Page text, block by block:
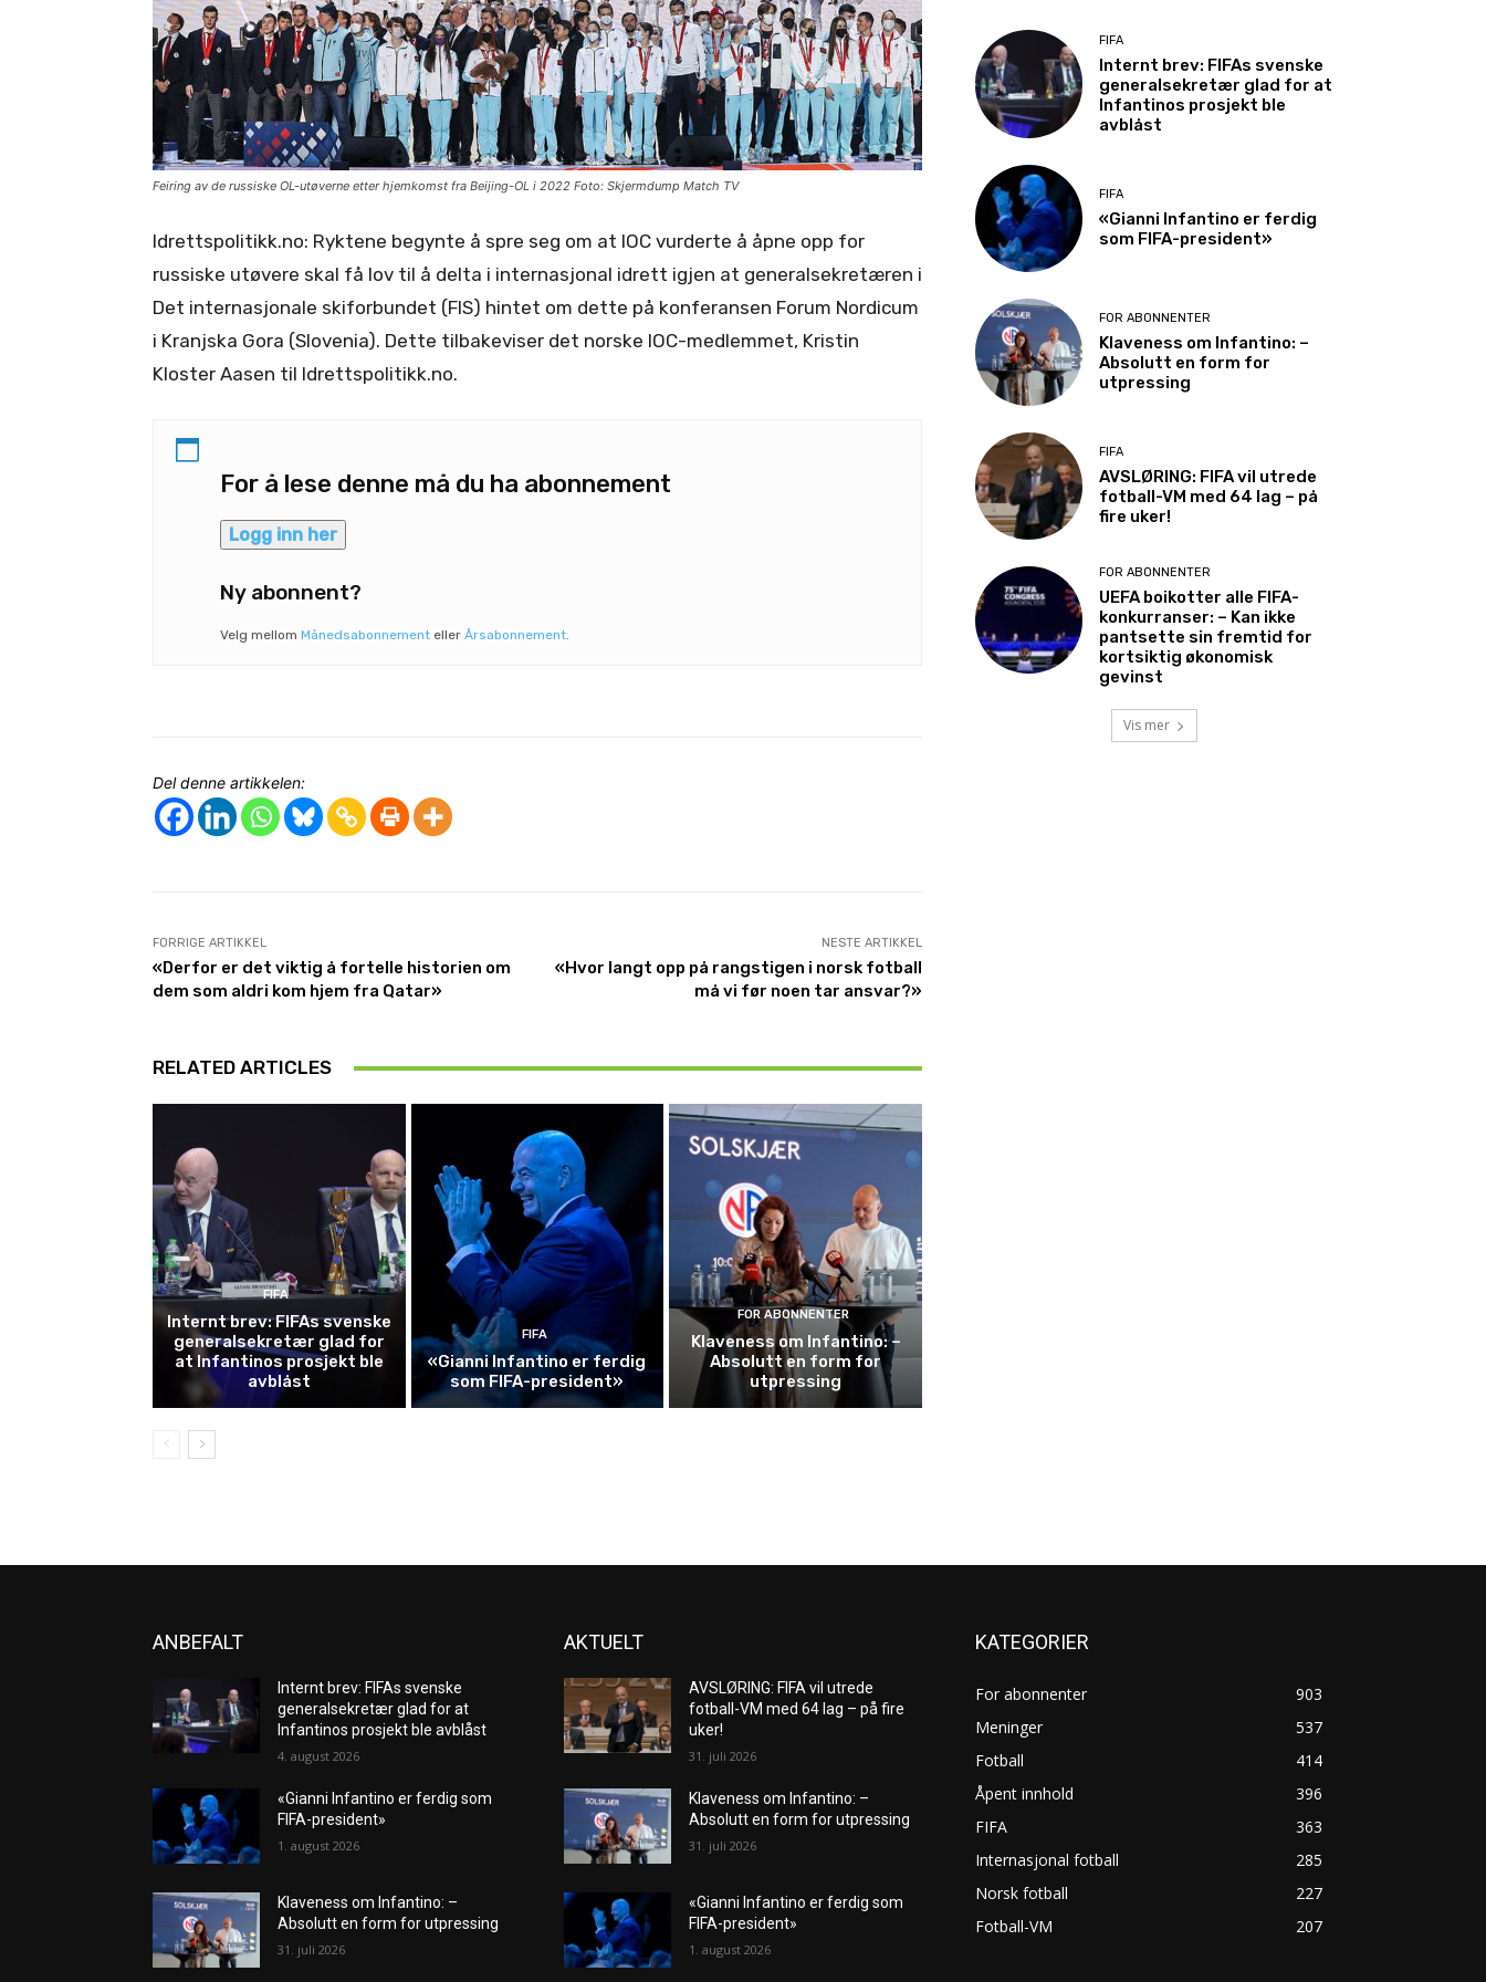
Feiring av de russiske OL-utøverne etter hjemkomst fra Beijing-OL i 2022 Foto: Skjermdump Match TV
Idrettspolitikk.no: Ryktene begynte å spre seg om at IOC vurderte å åpne opp for
russiske utøvere skal få lov til å delta i internasjonal idrett igjen at generalsekretæren i
Det internasjonale skiforbundet (FIS) hintet om dette på konferansen Forum Nordicum
i Kranjska Gora (Slovenia). Dette tilbakeviser det norske IOC-medlemmet, Kristin
Kloster Aasen til Idrettspolitikk.no.
For å lese denne må du ha abonnement
Logg inn her
Ny abonnent?
Velg mellom Månedsabonnement eller Årsabonnement.
Del denne artikkelen:
FORRIGE ARTIKKEL
«Derfor er det viktig å fortelle historien om
dem som aldri kom hjem fra Qatar»
NESTE ARTIKKEL
«Hvor langt opp på rangstigen i norsk fotball
må vi før noen tar ansvar?»
RELATED ARTICLES
FIFA
Internt brev: FIFAs svenske
generalsekretær glad for
at Infantinos prosjekt ble
avblåst
FIFA
«Gianni Infantino er ferdig
som FIFA-president»
FOR ABONNENTER
Klaveness om Infantino: –
Absolutt en form for
utpressing
FIFA
Internt brev: FIFAs svenske
generalsekretær glad for at
Infantinos prosjekt ble
avblåst
FIFA
«Gianni Infantino er ferdig
som FIFA-president»
FOR ABONNENTER
Klaveness om Infantino: –
Absolutt en form for
utpressing
FIFA
AVSLØRING: FIFA vil utrede
fotball-VM med 64 lag – på
fire uker!
FOR ABONNENTER
UEFA boikotter alle FIFA-
konkurranser: – Kan ikke
pantsette sin fremtid for
kortsiktig økonomisk
gevinst
Vis mer
ANBEFALT
Internt brev: FIFAs svenske
generalsekretær glad for at
Infantinos prosjekt ble avblåst
4. august 2026
«Gianni Infantino er ferdig som
FIFA-president»
1. august 2026
Klaveness om Infantino: –
Absolutt en form for utpressing
31. juli 2026
AKTUELT
AVSLØRING: FIFA vil utrede
fotball-VM med 64 lag – på fire
uker!
31. juli 2026
Klaveness om Infantino: –
Absolutt en form for utpressing
31. juli 2026
«Gianni Infantino er ferdig som
FIFA-president»
1. august 2026
KATEGORIER
For abonnenter
903
Meninger
537
Fotball
414
Åpent innhold
396
FIFA
363
Internasjonal fotball
285
Norsk fotball
227
Fotball-VM
207